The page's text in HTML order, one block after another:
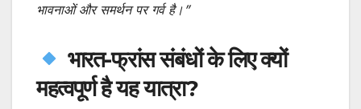
भावनाओं और समर्थन पर गर्व है।”
भारत-फ्रांस संबंधों के लिए क्यों
महत्वपूर्ण है यह यात्रा?